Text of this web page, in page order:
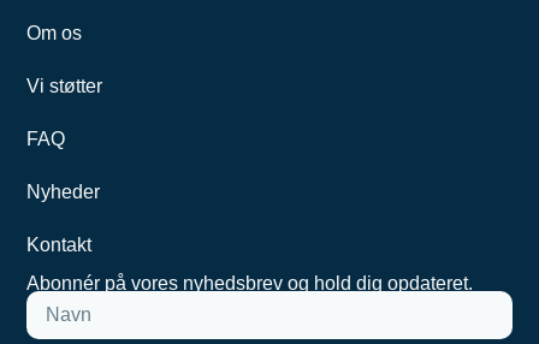
Om os
Vi støtter
FAQ
Nyheder
Kontakt
Abonnér på vores nyhedsbrev og hold dig opdateret.